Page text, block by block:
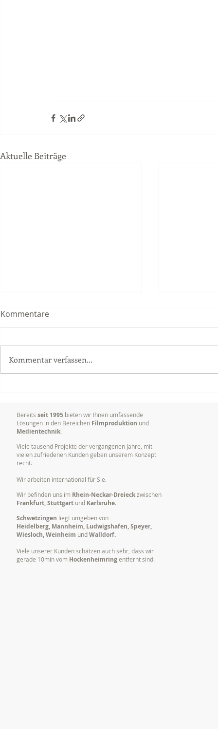
Aktuelle Beiträge
Postproduktion (Schnitt)
Kommentare
Kommentar verfassen...
Bereits seit 1995 bieten wir Ihnen umfassende
Lösungen in den Bereichen Filmproduktion und
Medientechnik.
Viele tausend Projekte der vergangenen Jahre, mit
vielen zufriedenen Kunden geben unserem Konzept
recht.
Wir arbeiten international für Sie.
Wir befinden uns im Rhein-Neckar-Dreieckzwischen
Frankfurt, Stuttgart und Karlsruhe.
Schwetzingen liegt umgeben von
Heidelberg, Mannheim, Ludwigshafen, Speyer,
Wiesloch, Weinheim undWalldorf.
Viele unserer Kunden schätzen auch sehr, dass wir
gerade 10min vom Hockenheimringentfernt sind.